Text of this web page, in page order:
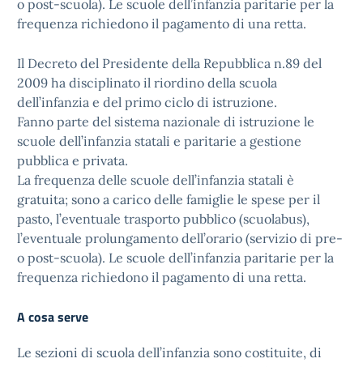
o post-scuola). Le scuole dell’infanzia paritarie per la
frequenza richiedono il pagamento di una retta.
Il Decreto del Presidente della Repubblica n.89 del
2009 ha disciplinato il riordino della scuola
dell’infanzia e del primo ciclo di istruzione.
Fanno parte del sistema nazionale di istruzione le
scuole dell’infanzia statali e paritarie a gestione
pubblica e privata.
La frequenza delle scuole dell’infanzia statali è
gratuita; sono a carico delle famiglie le spese per il
pasto, l’eventuale trasporto pubblico (scuolabus),
l’eventuale prolungamento dell’orario (servizio di pre-
o post-scuola). Le scuole dell’infanzia paritarie per la
frequenza richiedono il pagamento di una retta.
A cosa serve
Le sezioni di scuola dell’infanzia sono costituite, di